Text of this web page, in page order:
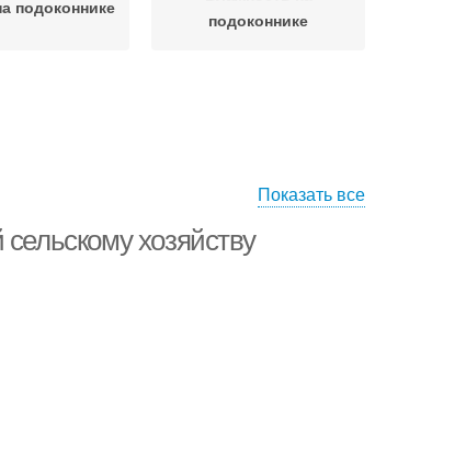
подоконнике
подоконнике
Показать все
хозяйству